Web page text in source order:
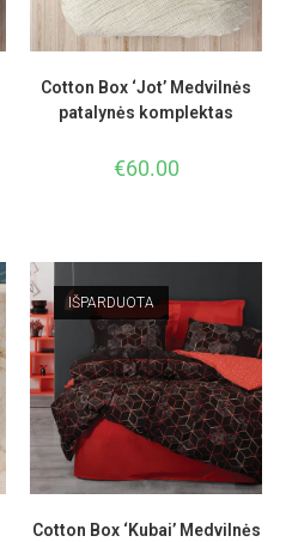
Cotton Box ‘Jot’ Medvilnės
patalynės komplektas
€60.00
IŠPARDUOTA
Cotton Box ‘Kubai’ Medvilnės